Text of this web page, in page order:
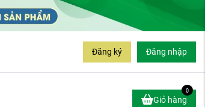
Đăng ký Đăng nhập
Giỏ hàng
0